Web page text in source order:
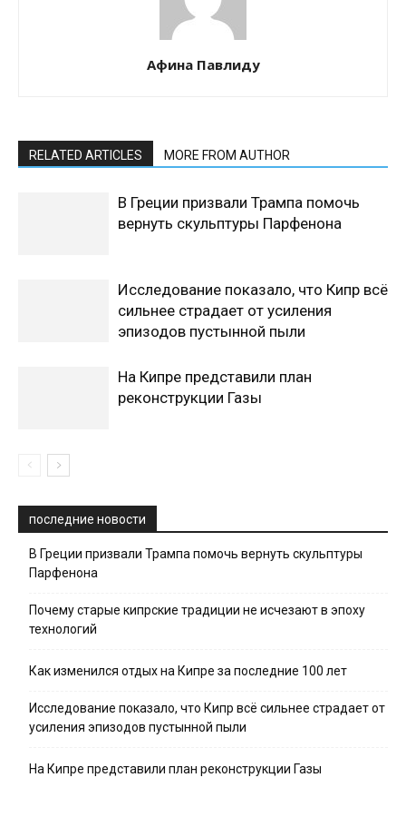
Афина Павлиду
RELATED ARTICLES MORE FROM AUTHOR
В Греции призвали Трампа помочь
вернуть скульптуры Парфенона
Исследование показало, что Кипр всё
сильнее страдает от усиления
эпизодов пустынной пыли
На Кипре представили план
реконструкции Газы
последние новости
В Греции призвали Трампа помочь вернуть скульптуры
Парфенона
Почему старые кипрские традиции не исчезают в эпоху
технологий
Как изменился отдых на Кипре за последние 100 лет
Исследование показало, что Кипр всё сильнее страдает от
усиления эпизодов пустынной пыли
На Кипре представили план реконструкции Газы